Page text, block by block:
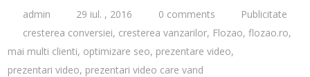
admin 29 iul. , 2016 0 comments
Publicitate
cresterea conversiei, cresterea vanzarilor, Flozao, flozao.ro,
mai multi clienti, optimizare seo, prezentare video,
prezentari video, prezentari video care vand